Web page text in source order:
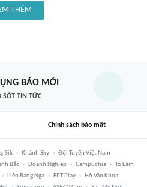
THÊM
BÁO MỚI
TIN TỨC
Chính sách bảo mật
Sik Khánh Sky
Đội Tuyển Việt Nam
Bắc Doanh Nghiệp Campuchia
Tô Lâm
Liên Bang Nga FPT Play
Hồ Văn Khoa